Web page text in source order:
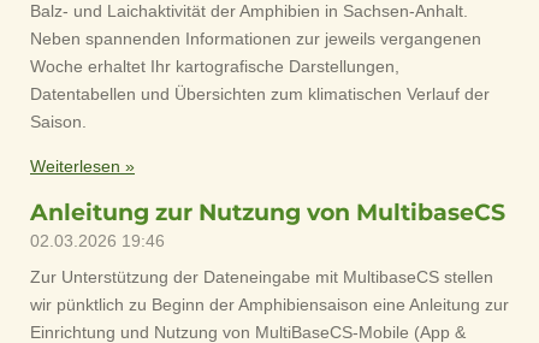
Balz- und Laichaktivität der Amphibien in Sachsen-Anhalt.
Neben spannenden Informationen zur jeweils vergangenen
Woche erhaltet Ihr kartografische Darstellungen,
Datentabellen und Übersichten zum klimatischen Verlauf der
Saison.
Weiterlesen »
Anleitung zur Nutzung von MultibaseCS
02.03.2026 19:46
Zur Unterstützung der Dateneingabe mit MultibaseCS stellen
wir pünktlich zu Beginn der Amphibiensaison eine Anleitung zur
Einrichtung und Nutzung von MultiBaseCS-Mobile (App &